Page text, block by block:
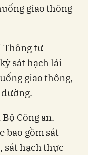
giao thông
Thông tư
sát hạch lái
giao thông,
Công an.
bao gồm sát
sát hạch thực